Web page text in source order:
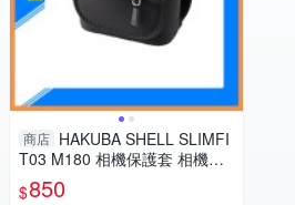
商店 HAKUBA SHELL SLIMFI
T03 M180 相機保護套 相機包
攝影包(M180,公司貨)
$850